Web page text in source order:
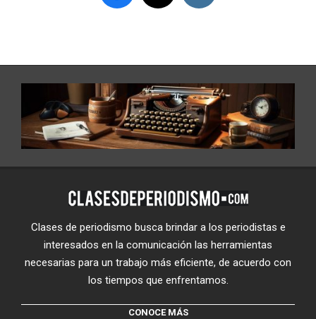
Clases de periodismo busca brindar a los periodistas e
interesados en la comunicación las herramientas
necesarias para un trabajo más eficiente, de acuerdo con
los tiempos que enfrentamos.
CONOCE MÁS